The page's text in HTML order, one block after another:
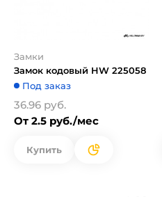
Замки
Замок кодовый HW 225058
Под заказ
36.96 руб.
От 2.5 руб./мес
Купить